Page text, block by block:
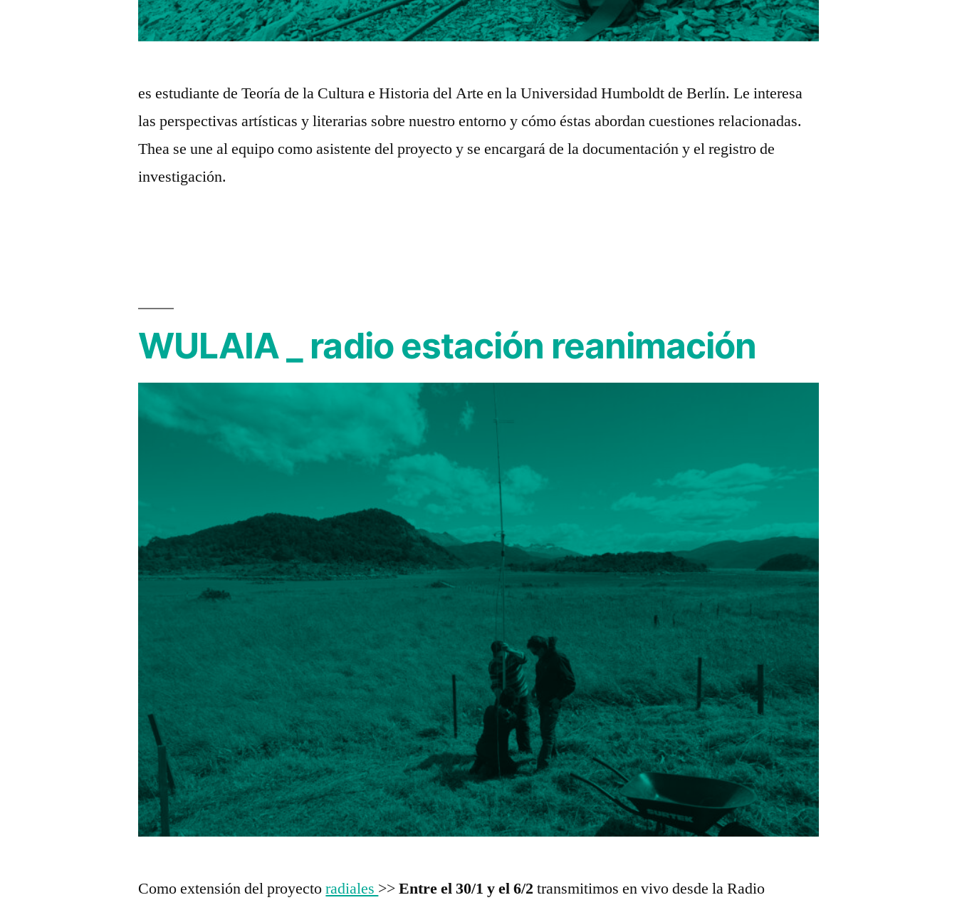
es estudiante de Teoría de la Cultura e Historia del Arte en la Universidad Humboldt de Berlín. Le interesa
las perspectivas artísticas y literarias sobre nuestro entorno y cómo éstas abordan cuestiones relacionadas.
Thea se une al equipo como asistente del proyecto y se encargará de la documentación y el registro de
investigación.
WULAIA _ radio estación reanimación
Como extensión del proyectoradiales >>Entre el 30/1 y el 6/2 transmitimos en vivo desde la Radio